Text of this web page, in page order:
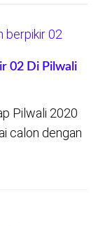
02 Di Pilwali
Pilwali 2020
calon dengan